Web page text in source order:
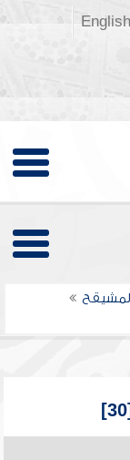
English